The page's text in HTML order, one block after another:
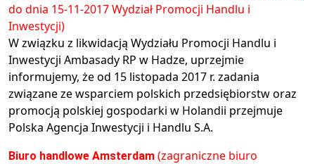
do dnia 15-11-2017 Wydział Promocji Handlu i
Inwestycji)
W związku z likwidacją Wydziału Promocji Handlu i
Inwestycji Ambasady RP w Hadze, uprzejmie
informujemy, że od 15 listopada 2017 r. zadania
związane ze wsparciem polskich przedsiębiorstw oraz
promocją polskiej gospodarki w Holandii przejmuje
Polska Agencja Inwestycji i Handlu S.A.
Biuro handlowe Amsterdam (zagraniczne biuro